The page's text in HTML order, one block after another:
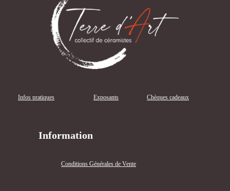
Infos pratiques Exposants Chèques cadeaux
Information
Conditions Générales de Vente